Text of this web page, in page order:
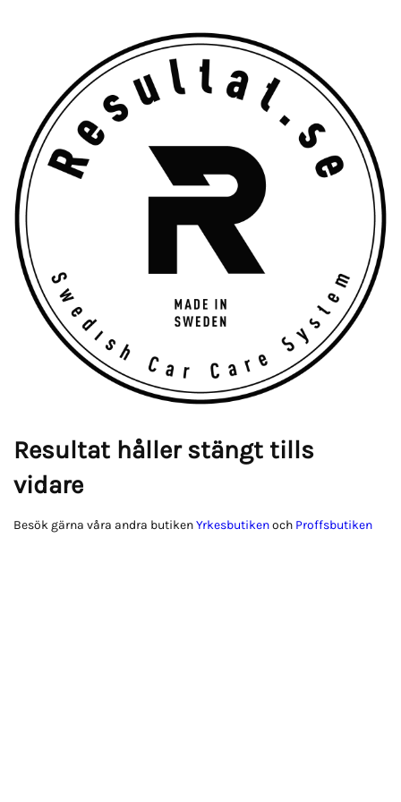
Resultat håller stängt tills
vidare
Besök gärna våra andra butikenYrkesbutikenoch Proffsbutiken